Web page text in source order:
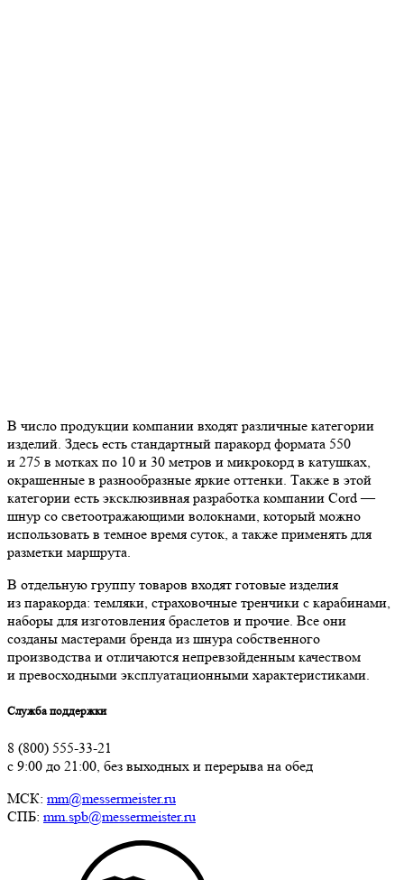
В число продукции компании входят различные категории
изделий. Здесь есть стандартный паракорд формата 550
и 275 в мотках по 10 и 30 метров и микрокорд в катушках,
окрашенные в разнообразные яркие оттенки. Также в этой
категории есть эксклюзивная разработка компании Cord —
шнур со светоотражающими волокнами, который можно
использовать в темное время суток, а также применять для
разметки маршрута.
В отдельную группу товаров входят готовые изделия
из паракорда: темляки, страховочные тренчики с карабинами,
наборы для изготовления браслетов и прочие. Все они
созданы мастерами бренда из шнура собственного
производства и отличаются непревзойденным качеством
и превосходными эксплуатационными характеристиками.
Служба поддержки
8 (800) 555-33-21
с 9:00 до 21:00, без выходных и перерыва на обед
МСК: mm@messermeister.ru
СПБ: mm.spb@messermeister.ru